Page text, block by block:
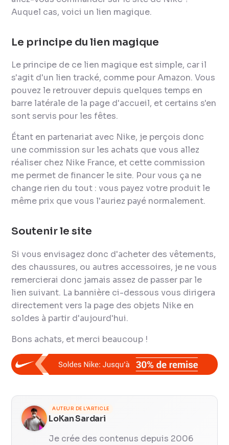
Auquel cas, voici un lien magique.
Le principe du lien magique
Le principe de ce lien magique est simple, car il
s'agit d'un lien tracké, comme pour Amazon. Vous
pouvez le retrouver depuis quelques temps en
barre latérale de la page d'accueil, et certains s'en
sont servis pour les fêtes.
Étant en partenariat avec Nike, je perçois donc
une commission sur les achats que vous allez
réaliser chez Nike France, et cette commission
me permet de financer le site. Pour vous ça ne
change rien du tout : vous payez votre produit le
même prix que vous l'auriez payé normalement.
Soutenir le site
Si vous envisagez donc d'acheter des vêtements,
des chaussures, ou autres accessoires, je ne vous
remercierai donc jamais assez de passer par le
lien suivant. La bannière ci-dessous vous dirigera
directement vers la page des objets Nike en
soldes à partir d'aujourd'hui.
Bons achats, et merci beaucoup !
AUTEUR DE L'ARTICLE
LoKan Sardari
Je crée des contenus depuis 2006